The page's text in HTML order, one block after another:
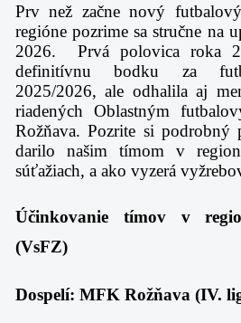
Prv než začne nový
regióne pozrime sa stručne na
2026. Prvá polovica roka
definitívnu bodku za
2025/2026, ale odhalila aj
riadených Oblastným
Rožňava. Pozrite si podrobný
darilo našim tímom v
súťažiach, a ako vyzerá
Účinkovanie tímov v
(VsFZ)
Dospelí: MFK Rožňava (IV.